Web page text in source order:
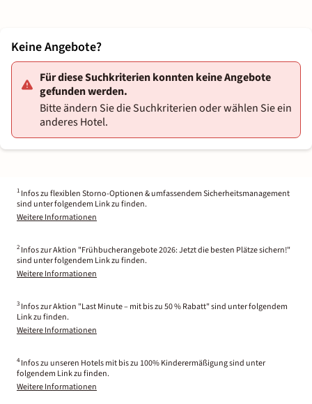
Keine Angebote?
Für diese Suchkriterien konnten keine Angebote
gefunden werden.
Bitte ändern Sie die Suchkriterien oder wählen Sie ein
anderes Hotel.
1 Infos zu flexiblen Storno-Optionen & umfassendem Sicherheitsmanagement
sind unter folgendem Link zu finden.
Weitere Informationen
2 Infos zur Aktion "Frühbucherangebote 2026: Jetzt die besten Plätze sichern!"
sind unter folgendem Link zu finden.
Weitere Informationen
3 Infos zur Aktion "Last Minute – mit bis zu 50 % Rabatt" sind unter folgendem
Link zu finden.
Weitere Informationen
4 Infos zu unseren Hotels mit bis zu 100% Kinderermäßigung sind unter
folgendem Link zu finden.
Weitere Informationen